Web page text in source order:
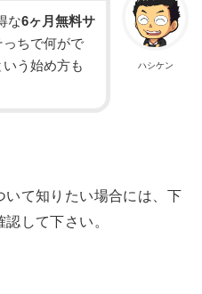
ハシケン
な6ヶ月無料サ
ちで何がで
う始め方も
いて知りたい場合には、下
して下さい。